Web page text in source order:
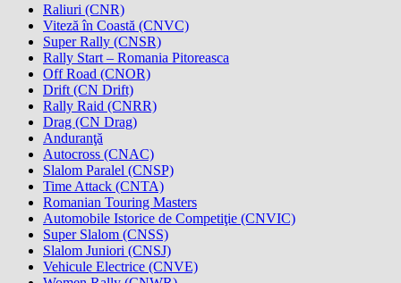
Raliuri (CNR)
Viteză în Coastă (CNVC)
Super Rally (CNSR)
Rally Start – Romania Pitoreasca
Off Road (CNOR)
Drift (CN Drift)
Rally Raid (CNRR)
Drag (CN Drag)
Anduranţă
Autocross (CNAC)
Slalom Paralel (CNSP)
Time Attack (CNTA)
Romanian Touring Masters
Automobile Istorice de Competiţie (CNVIC)
Super Slalom (CNSS)
Slalom Juniori (CNSJ)
Vehicule Electrice (CNVE)